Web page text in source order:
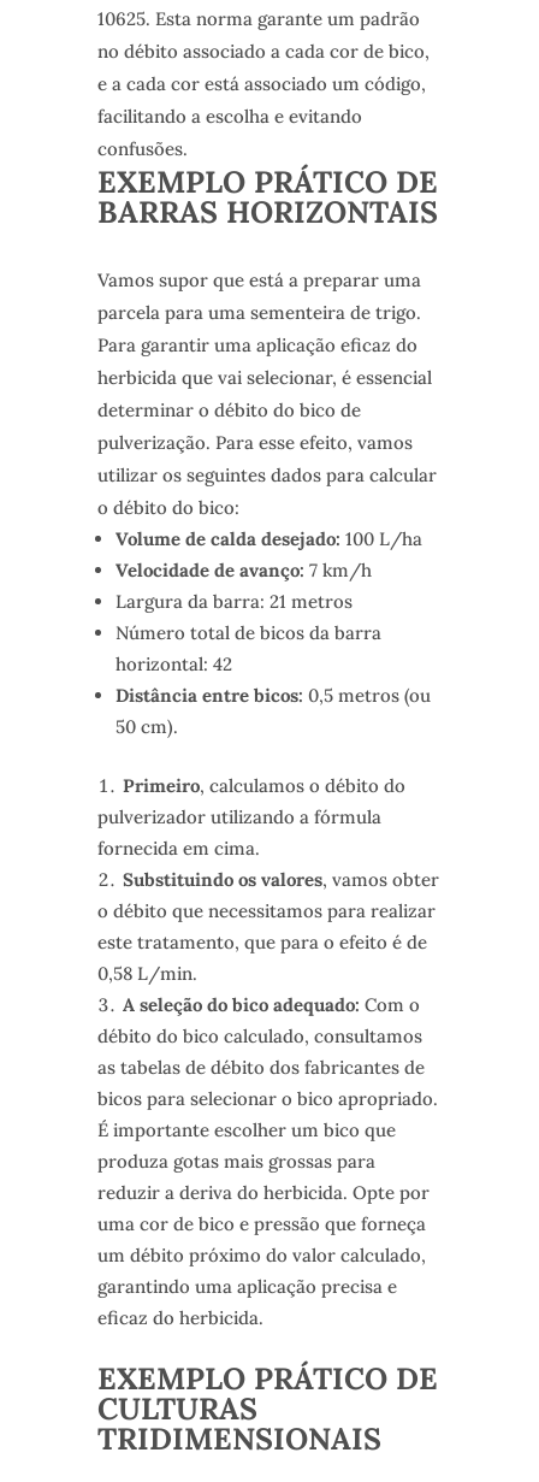
10625. Esta norma garante um padrão
no débito associado a cada cor de bico,
e a cada cor está associado um código,
facilitando a escolha e evitando
confusões.
EXEMPLO PRÁTICO DE
BARRAS HORIZONTAIS
Vamos supor que está a preparar uma
parcela para uma sementeira de trigo.
Para garantir uma aplicação eficaz do
herbicida que vai selecionar, é essencial
determinar o débito do bico de
pulverização. Para esse efeito, vamos
utilizar os seguintes dados para calcular
o débito do bico:
Volume de calda desejado: 100 L/ha
Velocidade de avanço: 7 km/h
Largura da barra: 21 metros
Número total de bicos da barra
horizontal: 42
Distância entre bicos: 0,5 metros (ou
50 cm).
Primeiro, calculamos o débito do
pulverizador utilizando a fórmula
fornecida em cima.
Substituindo os valores, vamos obter
o débito que necessitamos para realizar
este tratamento, que para o efeito é de
0,58 L/min.
A seleção do bico adequado: Com o
débito do bico calculado, consultamos
as tabelas de débito dos fabricantes de
bicos para selecionar o bico apropriado.
É importante escolher um bico que
produza gotas mais grossas para
reduzir a deriva do herbicida. Opte por
uma cor de bico e pressão que forneça
um débito próximo do valor calculado,
garantindo uma aplicação precisa e
eficaz do herbicida.
EXEMPLO PRÁTICO DE
CULTURAS
TRIDIMENSIONAIS